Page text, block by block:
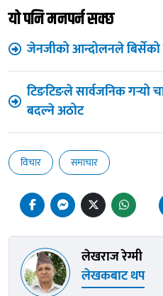
यो पनि मनपर्न सक्छ
जेनजीको आन्दोलनले बिर्सेको
टिङटिङले सार्वजनिक गर्‍यो
बदल्ने अठोट
विचार समाचार
लेखराज रेग्मी
लेखकबाट थप